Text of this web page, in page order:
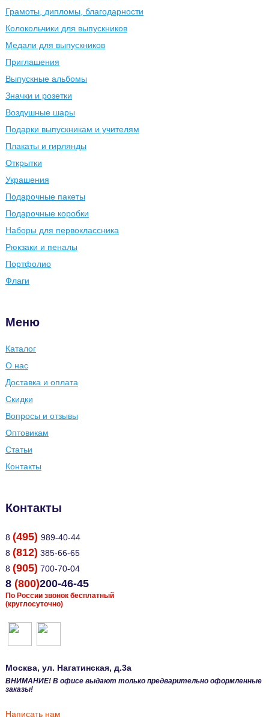
Грамоты, дипломы, благодарности
Колокольчики для выпускников
Медали для выпускников
Приглашения
Выпускные альбомы
Значки и розетки
Воздушные шары
Подарки выпускникам и учителям
Плакаты и гирлянды
Открытки
Украшения
Подарочные пакеты
Подарочные коробки
Наборы для первоклассника
Рюкзаки и пеналы
Портфолио
Флаги
Меню
Каталог
О нас
Доставка и оплата
Скидки
Вопросы и отзывы
Оптовикам
Статьи
Контакты
Контакты
8 (495) 989-40-44
8 (812) 385-66-65
8 (905) 700-70-04
8 (800)200-46-45
По России звонок бесплатный
(круглосуточно)
Москва, ул. Нагатинская, д.3а
ВНИМАНИЕ! В офисе выдают только предварительно оформленные
заказы!
Написать нам